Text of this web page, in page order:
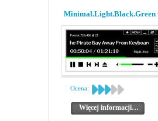
Minimal.Light.Black.Green
Ocena:
Więcej informacji…